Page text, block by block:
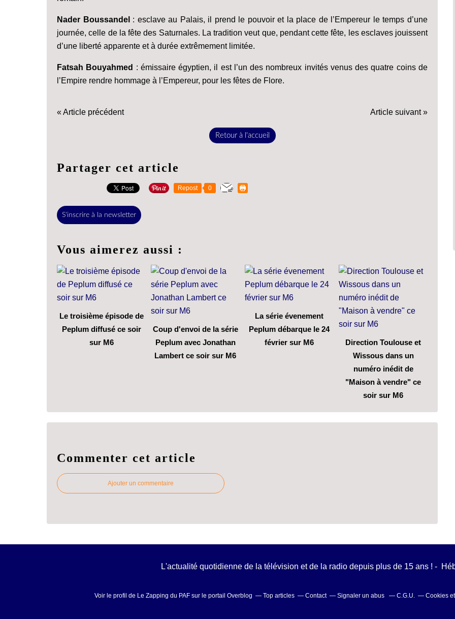
Nader Boussandel : esclave au Palais, il prend le pouvoir et la place de l’Empereur le temps d’une
journée, celle de la fête des Saturnales. La tradition veut que, pendant cette fête, les esclaves jouissent
d’une liberté apparente et à durée extrêmement limitée.
Fatsah Bouyahmed : émissaire égyptien, il est l’un des nombreux invités venus des quatre coins de
l’Empire rendre hommage à l’Empereur, pour les fêtes de Flore.
« Article précédent Article suivant »
Retour à l'accueil
Partager cet article
Repost 0
S'inscrire à la newsletter
Vous aimerez aussi :
Le troisième épisode de
Peplum diffusé ce soir
sur M6
Coup d'envoi de la série
Peplum avec Jonathan
Lambert ce soir sur M6
La série évenement
Peplum débarque le 24
février sur M6
Direction Toulouse et
Wissous dans un
numéro inédit de
"Maison à vendre" ce
soir sur M6
Commenter cet article
Ajouter un commentaire
L'actualité quotidienne de la télévision et de la radio depuis plus de 15 ans ! -
Voir le profil de Le Zapping du PAFsur le portail Overblog Top articles Contact Signaler un abus C.G.U. Cookies